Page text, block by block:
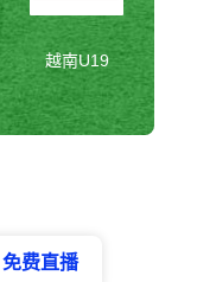
越南U19
免费直播